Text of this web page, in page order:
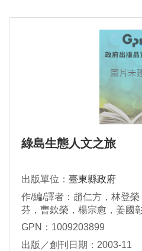
綠島生態人文之旅
出版單位： 臺東縣政府
作/編/譯者：趙仁方，林登
芬，曹欽榮，楊宗愈，姜國
GPN：1009203899
出版／創刊日期：2003-11